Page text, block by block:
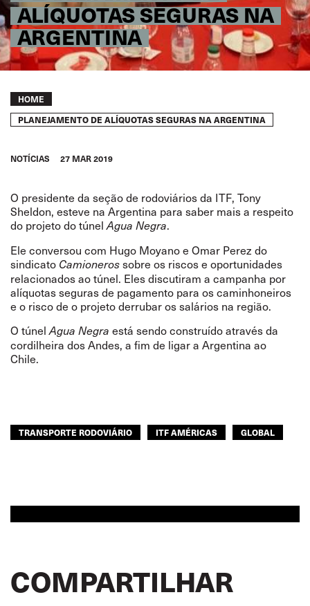
ALÍQUOTAS SEGURAS NA
ARGENTINA
Breadcrumb
HOME
PLANEJAMENTO DE ALÍQUOTAS SEGURAS NA ARGENTINA
NOTÍCIAS 27 MAR 2019
O presidente da seção de rodoviários da ITF, Tony
Sheldon, esteve na Argentina para saber mais a respeito
do projeto do túnelAgua Negra.
Ele conversou com Hugo Moyano e Omar Perez do
sindicato Camionerossobre os riscos e oportunidades
relacionados ao túnel. Eles discutiram a campanha por
alíquotas seguras de pagamento para os caminhoneiros
e o risco de o projeto derrubar os salários na região.
O túnelAgua Negra está sendo construído através da
cordilheira dos Andes, a fim de ligar a Argentina ao
Chile.
TRANSPORTE RODOVIÁRIO ITF AMÉRICAS GLOBAL
COMPARTILHAR